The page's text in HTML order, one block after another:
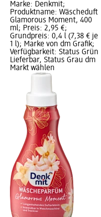
Marke: Denkmit;
Produktname: Wäscheduft
Glamorous Moment, 400
ml; Preis: 2,95 €;
Grundpreis: 0,4 l (7,38 € je
1 l); Marke von dm Grafik;
Verfügbarkeit: Status Grün
Lieferbar, Status Grau dm
Markt wählen